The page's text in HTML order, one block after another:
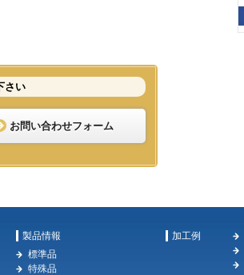
さい
お問い合わせフォーム
製品情報
標準品
特殊品
加工例